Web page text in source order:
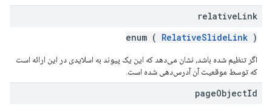
relativeLink
enum ( RelativeSlideLink )
اگر تنظیم شده باشد، نشان می‌دهد که این یک پیوند به اسلایدی در این ارائه است
که توسط موقعیت آن آدرس‌دهی شده است.
pageObjectId